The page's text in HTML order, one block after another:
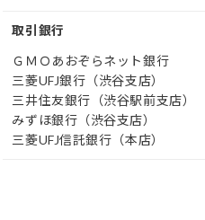
取引銀行
ＧＭＯあおぞらネット銀行
三菱UFJ銀行（渋谷支店）
三井住友銀行（渋谷駅前支店）
みずほ銀行（渋谷支店）
三菱UFJ信託銀行（本店）